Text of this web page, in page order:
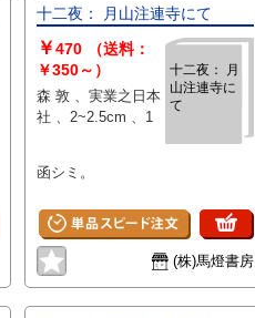
十二夜： 月山注連寺にて
十二夜： 月
山注連寺に
て
￥470
（送料：
￥350～）
森 敦 、実業之日本
社 、2~2.5cm 、1
函シミ。
(株)馬燈書房